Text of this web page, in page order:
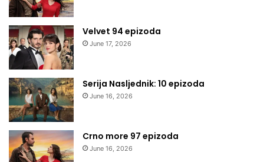
Velvet 94 epizoda
June 17, 2026
Serija Nasljednik: 10 epizoda
June 16, 2026
Crno more 97 epizoda
June 16, 2026